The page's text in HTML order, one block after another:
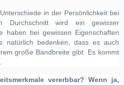
in der Persönlichkeit bei
Durchschnitt wird ein gewisser
haben bei gewissen Eigenschaften
natürlich bedenken, dass es auch
große Bandbreite gibt. Es kommt
vererbbar? Wenn ja,